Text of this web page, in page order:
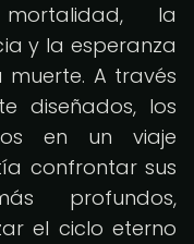
la
y la esperanza
A través
diseñados, los
en un viaje
confrontar sus
profundos,
el ciclo eterno